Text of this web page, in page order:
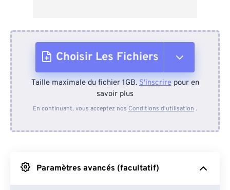
Choisir Les Fichiers
Depuis l'appareil
Depuis Google Drive
Taille maximale du fichier 1GB.S'inscrirepour en
savoir plus
En continuant, vous acceptez nos Conditions d'utilisation .
Paramètres avancés (facultatif)